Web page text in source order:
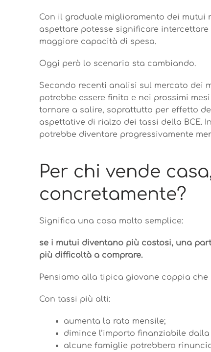
Con il graduale miglioramento dei mutui
aspettare potesse significare
maggiore capacità di spesa.
Oggi però lo scenario sta cambiando.
Secondo recenti analisi sul mercato dei
potrebbe essere finito e nei prossimi
tornare a salire, soprattutto per effetto
aspettative di rialzo dei tassi della BCE.
potrebbe diventare progressivamente
Per chi vende
concretamente?
Significa una cosa molto semplice:
se i mutui diventano più costosi, una
più difficoltà a comprare.
Pensiamo alla tipica giovane coppia
Con tassi più alti:
aumenta la rata mensile;
dimince l’importo finanziabile
alcune famiglie potrebbero